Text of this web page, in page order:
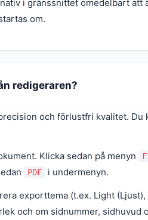
i gränssnittet omedelbart att
om.
redigeraren?
och förlustfri kvalitet.
Klicka sedan på menyn
PDF i undermenyn.
exporttema (t.ex. Light
och om sidnummer, sidhuvud